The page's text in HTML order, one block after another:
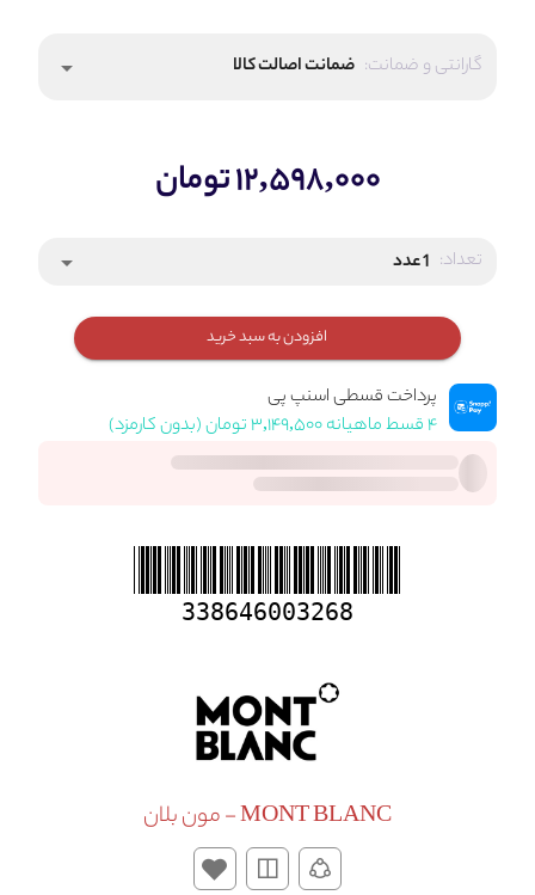
گارانتی و ضمانت: ضمانت اصالت کالا arrow_drop_down
۱۲,۵۹۸,۰۰۰ تومان
تعداد: 1 عدد arrow_drop_down
افزودن به سبد خرید
پرداخت قسطی اسنپ پی
۴ قسط ماهیانه ۳,۱۴۹,۵۰۰ تومان (بدون کارمزد)
338646003268
MONT BLANC - مون بلان